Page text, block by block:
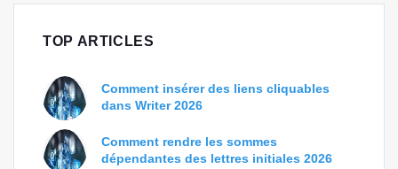
TOP ARTICLES
Comment insérer des liens cliquables
dans Writer 2026
Comment rendre les sommes
dépendantes des lettres initiales 2026